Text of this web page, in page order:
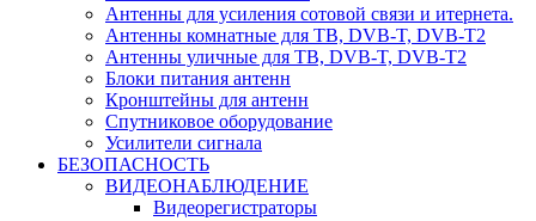
Антенны для усиления сотовой связи и итернета.
Антенны комнатные для ТВ, DVB-T, DVB-T2
Антенны уличные для ТВ, DVB-T, DVB-T2
Блоки питания антенн
Кронштейны для антенн
Спутниковое оборудование
Усилители сигнала
БЕЗОПАСНОСТЬ
ВИДЕОНАБЛЮДЕНИЕ
Видеорегистраторы